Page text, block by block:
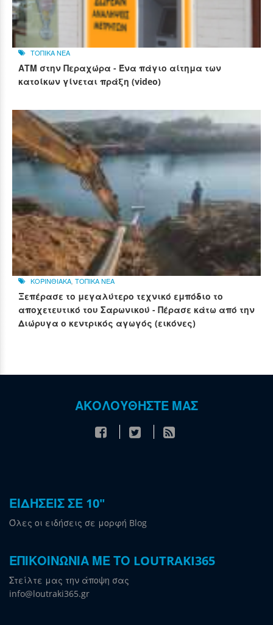
ΤΟΠΙΚΑ ΝΕΑ
ΑΤΜ στην Περαχώρα - Ένα πάγιο αίτημα των
κατοίκων γίνεται πράξη (video)
ΚΟΡΙΝΘΙΑΚΑ ΤΟΠΙΚΑ ΝΕΑ
Ξεπέρασε το μεγαλύτερο τεχνικό εμπόδιο το
αποχετευτικό του Σαρωνικού - Πέρασε κάτω από την
Διώρυγα ο κεντρικός αγωγός (εικόνες)
ΑΚΟΛΟΥΘΗΣΤΕ ΜΑΣ
ΕΙΔΗΣΕΙΣ ΣΕ 10"
Όλες οι ειδήσεις σε μορφή Blog
ΕΠΙΚΟΙΝΩΝΙΑ ΜΕ ΤΟ LOUTRAKI365
Στείλτε μας την άποψη σας
info@loutraki365.gr